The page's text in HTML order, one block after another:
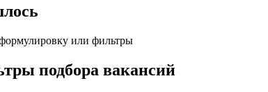
или фильтры
подбора вакансий